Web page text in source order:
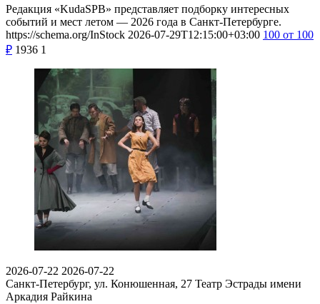
Редакция «KudaSPB» представляет подборку интересных
событий и мест летом — 2026 года в Санкт-Петербурге.
https://schema.org/InStock 2026-07-29T12:15:00+03:00 100 от 100
₽ 1936 1
2026-07-22 2026-07-22
Cанкт-Петербург, ул. Конюшенная, 27 Театр Эстрады имени
Аркадия Райкина